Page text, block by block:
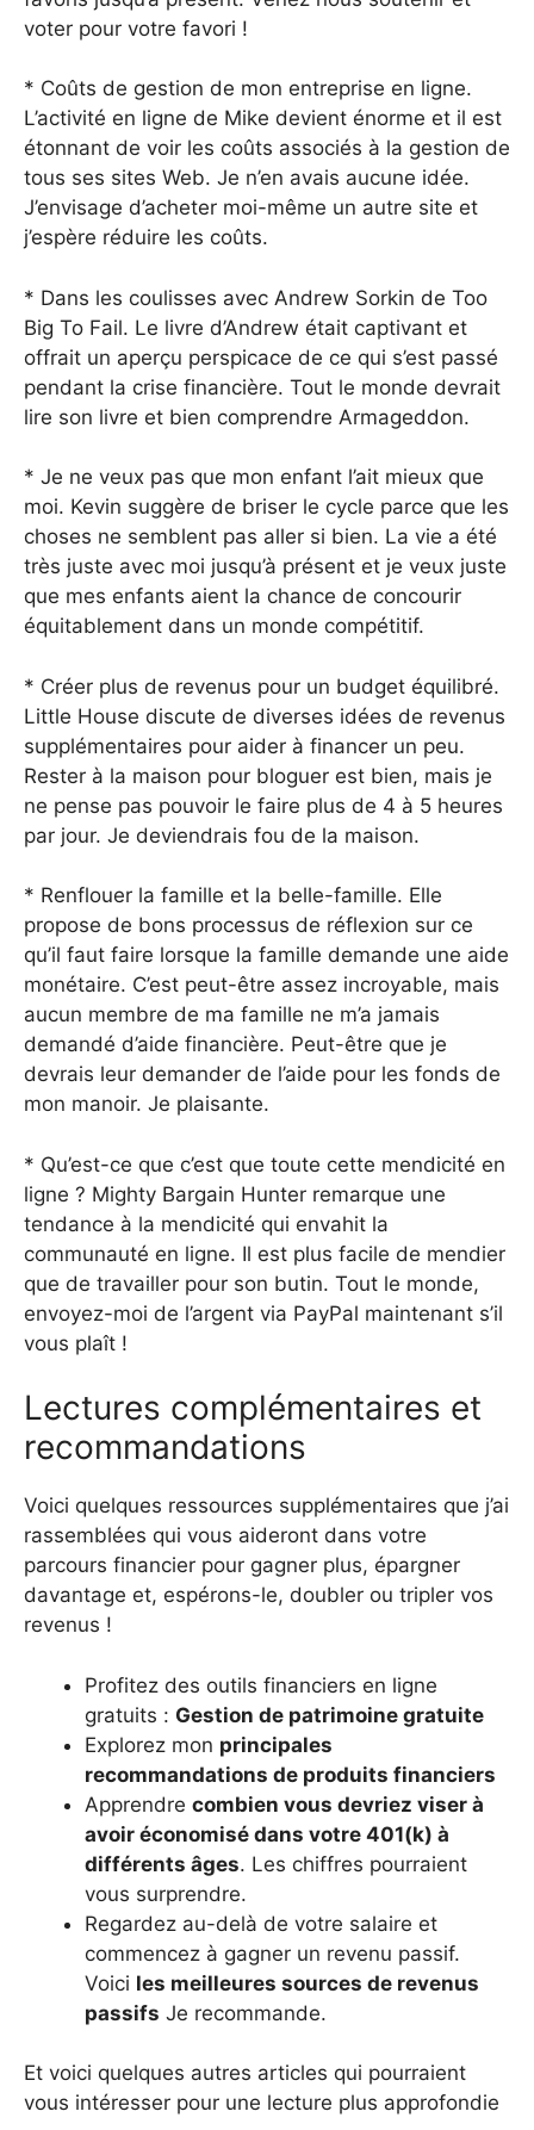
voter pour votre favori !
* Coûts de gestion de mon entreprise en ligne.
L’activité en ligne de Mike devient énorme et il est
étonnant de voir les coûts associés à la gestion de
tous ses sites Web. Je n’en avais aucune idée.
J’envisage d’acheter moi-même un autre site et
j’espère réduire les coûts.
* Dans les coulisses avec Andrew Sorkin de Too
Big To Fail. Le livre d’Andrew était captivant et
offrait un aperçu perspicace de ce qui s’est passé
pendant la crise financière. Tout le monde devrait
lire son livre et bien comprendre Armageddon.
* Je ne veux pas que mon enfant l’ait mieux que
moi. Kevin suggère de briser le cycle parce que les
choses ne semblent pas aller si bien. La vie a été
très juste avec moi jusqu’à présent et je veux juste
que mes enfants aient la chance de concourir
équitablement dans un monde compétitif.
* Créer plus de revenus pour un budget équilibré.
Little House discute de diverses idées de revenus
supplémentaires pour aider à financer un peu.
Rester à la maison pour bloguer est bien, mais je
ne pense pas pouvoir le faire plus de 4 à 5 heures
par jour. Je deviendrais fou de la maison.
* Renflouer la famille et la belle-famille. Elle
propose de bons processus de réflexion sur ce
qu’il faut faire lorsque la famille demande une aide
monétaire. C’est peut-être assez incroyable, mais
aucun membre de ma famille ne m’a jamais
demandé d’aide financière. Peut-être que je
devrais leur demander de l’aide pour les fonds de
mon manoir. Je plaisante.
* Qu’est-ce que c’est que toute cette mendicité en
ligne ? Mighty Bargain Hunter remarque une
tendance à la mendicité qui envahit la
communauté en ligne. Il est plus facile de mendier
que de travailler pour son butin. Tout le monde,
envoyez-moi de l’argent via PayPal maintenant s’il
vous plaît !
Lectures complémentaires et
recommandations
Voici quelques ressources supplémentaires que j’ai
rassemblées qui vous aideront dans votre
parcours financier pour gagner plus, épargner
davantage et, espérons-le, doubler ou tripler vos
revenus !
Profitez des outils financiers en ligne
gratuits : Gestion de patrimoine gratuite
Explorez mon principales
recommandations de produits financiers
Apprendre combien vous devriez viser à
avoir économisé dans votre 401(k) à
différents âges. Les chiffres pourraient
vous surprendre.
Regardez au-delà de votre salaire et
commencez à gagner un revenu passif.
Voici les meilleures sources de revenus
passifs Je recommande.
Et voici quelques autres articles qui pourraient
vous intéresser pour une lecture plus approfondie